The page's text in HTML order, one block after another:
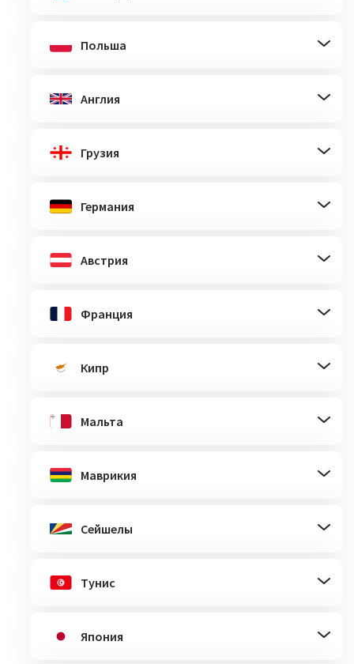
Польша
Англия
Грузия
Германия
Австрия
Франция
Кипр
Мальта
Маврикия
Сейшелы
Тунис
Япония